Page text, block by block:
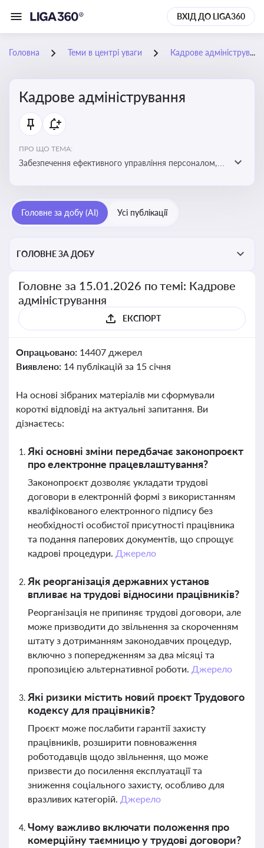
ВХІД ДО LIGA360
Головна Теми в центрі уваги Кадрове адміністрування
Кадрове адміністрування
ПРО ЩО ТЕМА:
Забезпечення ефективного управління персоналом,
Головне за добу (AI) Усі публікації
ГОЛОВНЕ ЗА ДОБУ
Головне за 15.01.2026 по темі: Кадрове
адміністрування
ЕКСПОРТ
Опрацьовано: 14407 джерел
Виявлено: 14 публікацій за 15 січня
На основі зібраних матеріалів ми сформували
короткі відповіді на актуальні запитання. Ви
дізнаєтесь:
Які основні зміни передбачає законопроєкт
про електронне працевлаштування?
Законопроєкт дозволяє укладати трудові
договори в електронній формі з використанням
кваліфікованого електронного підпису без
необхідності особистої присутності працівника
та подання паперових документів, що спрощує
кадрові процедури. Джерело
Як реорганізація державних установ
впливає на трудові відносини працівників?
Реорганізація не припиняє трудові договори, але
може призводити до звільнення за скороченням
штату з дотриманням законодавчих процедур,
включно з попередженням за два місяці та
пропозицією альтернативної роботи. Джерело
Які ризики містить новий проєкт Трудового
кодексу для працівників?
Проєкт може послабити гарантії захисту
працівників, розширити повноваження
роботодавців щодо звільнення, що може
призвести до посилення експлуатації та
зниження соціального захисту, особливо для
вразливих категорій. Джерело
Чому важливо включати положення про
комерційну таємницю у трудові договори?